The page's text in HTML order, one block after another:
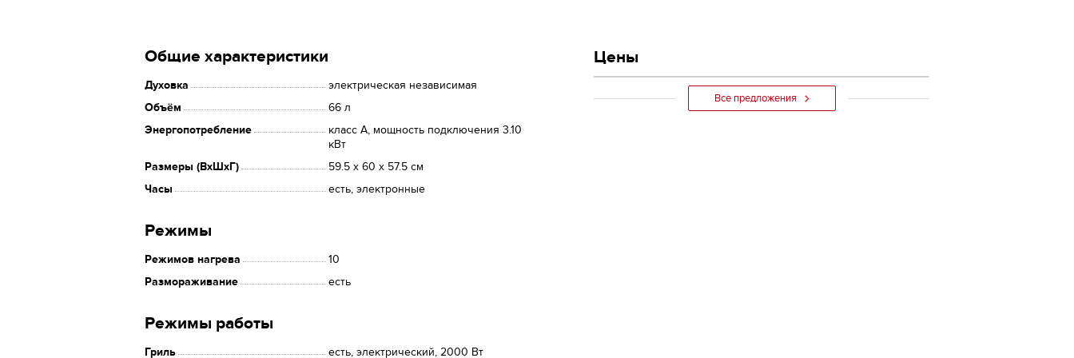
Общие характеристики
Духовка
электрическая независимая
Объём
66 л
Энергопотребление
класс A, мощность подключения 3.10
кВт
Размеры (ВхШхГ)
59.5 х 60 x 57.5 см
Часы
есть, электронные
Режимы
Режимов нагрева
10
Размораживание
есть
Режимы работы
Гриль
есть, электрический, 2000 Вт
Цены
Все предложения